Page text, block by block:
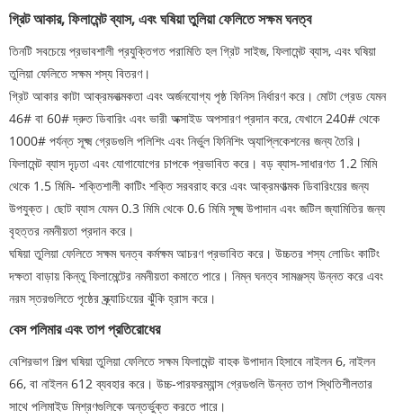
গ্রিট আকার, ফিলামেন্ট ব্যাস, এবং ঘষিয়া তুলিয়া ফেলিতে সক্ষম ঘনত্ব
তিনটি সবচেয়ে প্রভাবশালী প্রযুক্তিগত পরামিতি হল গ্রিট সাইজ, ফিলামেন্ট ব্যাস, এবং ঘষিয়া
তুলিয়া ফেলিতে সক্ষম শস্য বিতরণ।
গ্রিট আকার কাটা আক্রমনাত্মকতা এবং অর্জনযোগ্য পৃষ্ঠ ফিনিস নির্ধারণ করে। মোটা গ্রেড যেমন
46# বা 60# দ্রুত ডিবারিং এবং ভারী অক্সাইড অপসারণ প্রদান করে, যেখানে 240# থেকে
1000# পর্যন্ত সূক্ষ্ম গ্রেডগুলি পলিশিং এবং নির্ভুল ফিনিশিং অ্যাপ্লিকেশনের জন্য তৈরি।
ফিলামেন্ট ব্যাস দৃঢ়তা এবং যোগাযোগের চাপকে প্রভাবিত করে। বড় ব্যাস-সাধারণত 1.2 মিমি
থেকে 1.5 মিমি- শক্তিশালী কাটিং শক্তি সরবরাহ করে এবং আক্রমণাত্মক ডিবারিংয়ের জন্য
উপযুক্ত। ছোট ব্যাস যেমন 0.3 মিমি থেকে 0.6 মিমি সূক্ষ্ম উপাদান এবং জটিল জ্যামিতির জন্য
বৃহত্তর নমনীয়তা প্রদান করে।
ঘষিয়া তুলিয়া ফেলিতে সক্ষম ঘনত্ব কর্মক্ষম আচরণ প্রভাবিত করে। উচ্চতর শস্য লোডিং কাটিং
দক্ষতা বাড়ায় কিন্তু ফিলামেন্টের নমনীয়তা কমাতে পারে। নিম্ন ঘনত্ব সামঞ্জস্য উন্নত করে এবং
নরম স্তরগুলিতে পৃষ্ঠের স্ক্র্যাচিংয়ের ঝুঁকি হ্রাস করে।
বেস পলিমার এবং তাপ প্রতিরোধের
বেশিরভাগ শিল্প ঘষিয়া তুলিয়া ফেলিতে সক্ষম ফিলামেন্ট বাহক উপাদান হিসাবে নাইলন 6, নাইলন
66, বা নাইলন 612 ব্যবহার করে। উচ্চ-পারফরম্যান্স গ্রেডগুলি উন্নত তাপ স্থিতিশীলতার
সাথে পলিমাইড মিশ্রণগুলিকে অন্তর্ভুক্ত করতে পারে।